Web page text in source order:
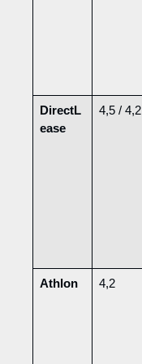
DirectL
ease
4,5 / 4,2
Athlon 4,2